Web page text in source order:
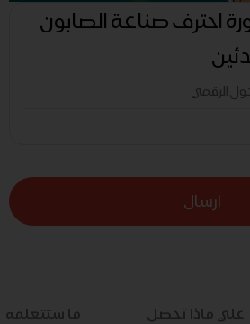
احترف صناعة الصابون
الرقمي
ارسال
علي ماذا تحصل ما ستتعلمه